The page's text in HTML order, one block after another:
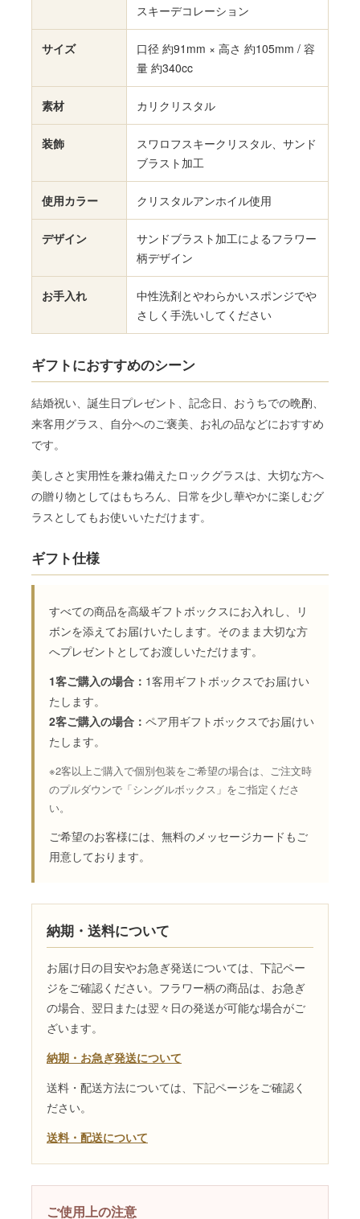
スキーデコレーション
サイズ
口径 約91mm × 高さ 約105mm / 容
量 約340cc
素材 カリクリスタル
装飾
スワロフスキークリスタル、サンド
ブラスト加工
使用カラー クリスタルアンホイル使用
デザイン
サンドブラスト加工によるフラワー
柄デザイン
お手入れ
中性洗剤とやわらかいスポンジでや
さしく手洗いしてください
ギフトにおすすめのシーン
結婚祝い、誕生日プレゼント、記念日、おうちでの晩酌、
来客用グラス、自分へのご褒美、お礼の品などにおすすめ
です。
美しさと実用性を兼ね備えたロックグラスは、大切な方へ
の贈り物としてはもちろん、日常を少し華やかに楽しむグ
ラスとしてもお使いいただけます。
ギフト仕様
すべての商品を高級ギフトボックスにお入れし、リ
ボンを添えてお届けいたします。そのまま大切な方
へプレゼントとしてお渡しいただけます。
1客ご購入の場合： 1客用ギフトボックスでお届けい
たします。
2客ご購入の場合： ペア用ギフトボックスでお届けい
たします。
※2客以上ご購入で個別包装をご希望の場合は、ご注文時
のプルダウンで「シングルボックス」をご指定くださ
い。
ご希望のお客様には、無料のメッセージカードもご
用意しております。
納期・送料について
お届け日の目安やお急ぎ発送については、下記ペー
ジをご確認ください。フラワー柄の商品は、お急ぎ
の場合、翌日または翌々日の発送が可能な場合がご
ざいます。
納期・お急ぎ発送について
送料・配送方法については、下記ページをご確認く
ださい。
送料・配送について
ご使用上の注意